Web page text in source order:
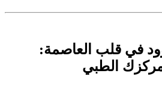
في قلب العاصمة:
مركزك الطبي